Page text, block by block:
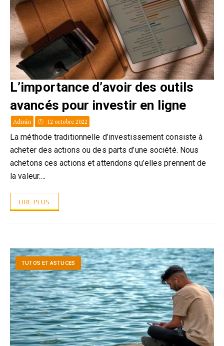
L’importance d’avoir des outils
avancés pour investir en ligne
Admin 12 octobre 2022
La méthode traditionnelle d’investissement consiste à
acheter des actions ou des parts d’une société. Nous
achetons ces actions et attendons qu’elles prennent de
la valeur.…
LIRE PLUS
TUTOS ET ASTUCES